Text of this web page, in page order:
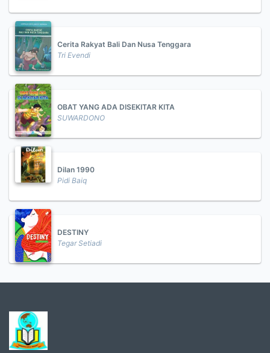
Cerita Rakyat Bali Dan Nusa Tenggara
Tri Evendi
OBAT YANG ADA DISEKITAR KITA
SUWARDONO
Dilan 1990
Pidi Baiq
DESTINY
Tegar Setiadi